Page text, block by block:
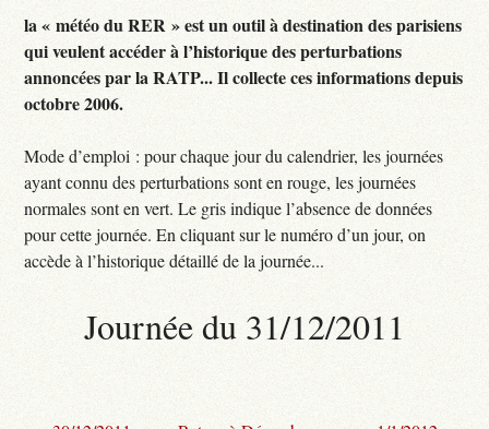
la « météo du RER » est un outil à destination des parisiens
qui veulent accéder à l’historique des perturbations
annoncées par la RATP... Il collecte ces informations depuis
octobre 2006.
Mode d’emploi : pour chaque jour du calendrier, les journées
ayant connu des perturbations sont en rouge, les journées
normales sont en vert. Le gris indique l’absence de données
pour cette journée. En cliquant sur le numéro d’un jour, on
accède à l’historique détaillé de la journée...
Journée du 31/12/2011